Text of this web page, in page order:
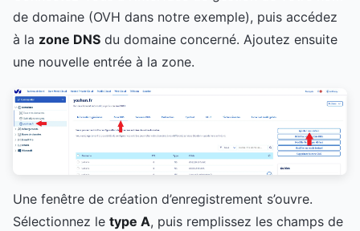
de domaine (OVH dans notre exemple), puis accédez
à la zone DNS du domaine concerné. Ajoutez ensuite
une nouvelle entrée à la zone.
Une fenêtre de création d’enregistrement s’ouvre.
Sélectionnez le type A, puis remplissez les champs de